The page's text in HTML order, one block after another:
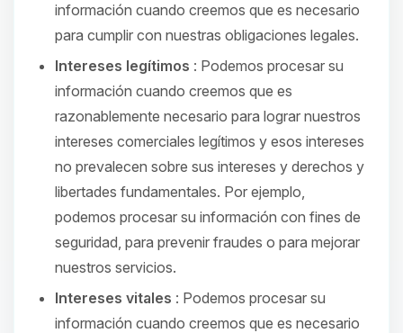
información cuando creemos que es necesario
para cumplir con nuestras obligaciones legales.
Intereses legítimos : Podemos procesar su
información cuando creemos que es
razonablemente necesario para lograr nuestros
intereses comerciales legítimos y esos intereses
no prevalecen sobre sus intereses y derechos y
libertades fundamentales. Por ejemplo,
podemos procesar su información con fines de
seguridad, para prevenir fraudes o para mejorar
nuestros servicios.
Intereses vitales : Podemos procesar su
información cuando creemos que es necesario